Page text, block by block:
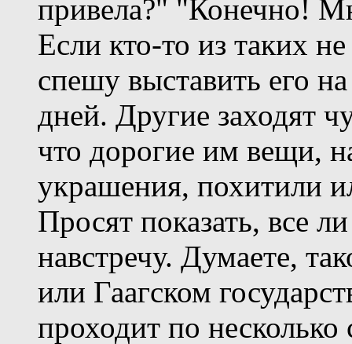
привела?" "Конечно!
Если кто-то из таких
спешу выставить его
дней. Другие заходят
что дорогие им вещи,
украшения, похитили
Просят показать, все
навстречу. Думаете,
или Гаагском
проходит по несколько